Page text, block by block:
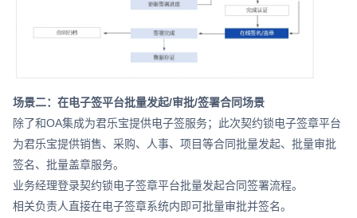
场景二：在电子签平台批量发起/审批/签署合同场景
除了和OA集成为君乐宝提供电子签服务；此次契约锁电子签章平台
为君乐宝提供销售、采购、人事、项目等合同批量发起、批量审批
签名、批量盖章服务。
业务经理登录契约锁电子签章平台批量发起合同签署流程。
相关负责人直接在电子签章系统内即可批量审批并签名。